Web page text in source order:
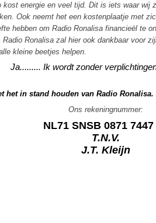
kost energie en veel tijd. Dit is iets waar wij
Ook neemt het een kostenplaatje met
hebben om Radio Ronalisa financieël te
Radio Ronalisa zal hier ook dankbaar voor
kleine beetjes helpen.
Ja......... Ik wordt zonder
het in stand houden van Radio
Ons rekeningnummer:
NL71 SNSB 0871 7447
T.N.V.
J.T. Kleijn